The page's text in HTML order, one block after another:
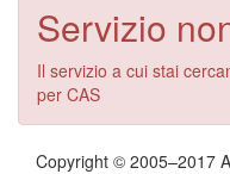
Servizio
Il servizio a cui stai
per CAS
Copyright © 2005–2017